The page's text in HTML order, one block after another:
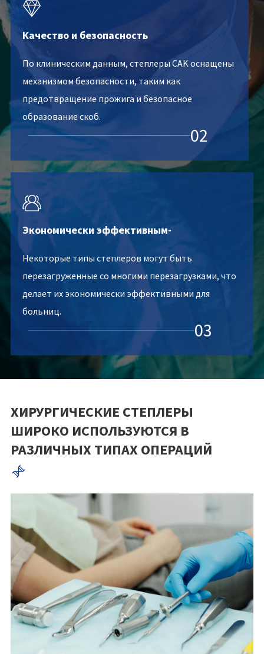

Качество и безопасность
По клиническим данным, степлеры CAK оснащены
механизмом безопасности, таким как
предотвращение прожига и безопасное
образование скоб.
02

Экономически эффективным-
Некоторые типы степлеров могут быть
перезагруженные со многими перезагрузками, что
делает их экономически эффективными для
больниц.
03
ХИРУРГИЧЕСКИЕ СТЕПЛЕРЫ
ШИРОКО ИСПОЛЬЗУЮТСЯ В
РАЗЛИЧНЫХ ТИПАХ ОПЕРАЦИЙ
